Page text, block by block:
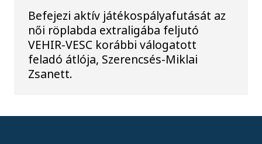
Befejezi aktív játékospályafutását az
női röplabda extraligába feljutó
VEHIR-VESC korábbi válogatott
feladó átlója, Szerencsés-Miklai
Zsanett.